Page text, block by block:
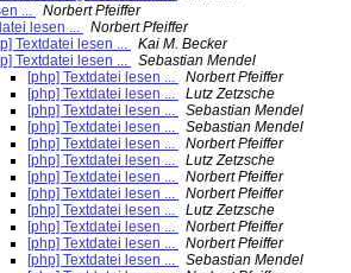
...
Norbert Pfeiffer
lesen ...
Norbert Pfeiffer
Textdatei lesen ...
Kai M. Becker
Textdatei lesen ...
Sebastian Mendel
[php] Textdatei lesen ...
Norbert Pfeiffer
[php] Textdatei lesen ...
Lutz Zetzsche
[php] Textdatei lesen ...
Sebastian Mendel
[php] Textdatei lesen ...
Sebastian Mendel
[php] Textdatei lesen ...
Norbert Pfeiffer
[php] Textdatei lesen ...
Lutz Zetzsche
[php] Textdatei lesen ...
Norbert Pfeiffer
[php] Textdatei lesen ...
Norbert Pfeiffer
[php] Textdatei lesen ...
Lutz Zetzsche
[php] Textdatei lesen ...
Norbert Pfeiffer
[php] Textdatei lesen ...
Norbert Pfeiffer
[php] Textdatei lesen ...
Sebastian Mendel